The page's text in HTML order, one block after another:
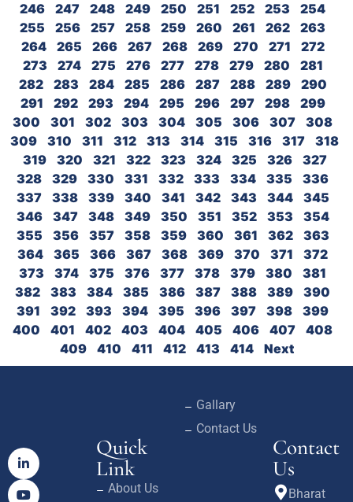
246
247 248 249 250 251 252 253
254
255
256 257 258 259 260 261 262
263
264
265 266 267 268 269 270 271
272
273
274 275 276 277 278 279 280
281
282
283 284 285 286 287 288 289
290
291
292 293 294 295 296 297 298
299
300
301 302 303 304 305 306 307
308
309
310 311 312 313 314 315 316 317
318
319
320 321 322 323 324 325 326
327
328
329 330 331 332 333 334 335
336
337
338 339 340 341 342 343 344
345
346
347 348 349 350 351 352 353
354
355
356 357 358 359 360 361 362
363
364
365 366 367 368 369 370 371
372
373
374 375 376 377 378 379 380
381
382
383 384 385 386 387 388 389
390
391
392 393 394 395 396 397 398
399
400
401 402 403 404 405 406 407
408
409
410 411 412 413 414 Next
Quick
Link
About Us
Gallary
Contact Us
Contact
Us
Bharat